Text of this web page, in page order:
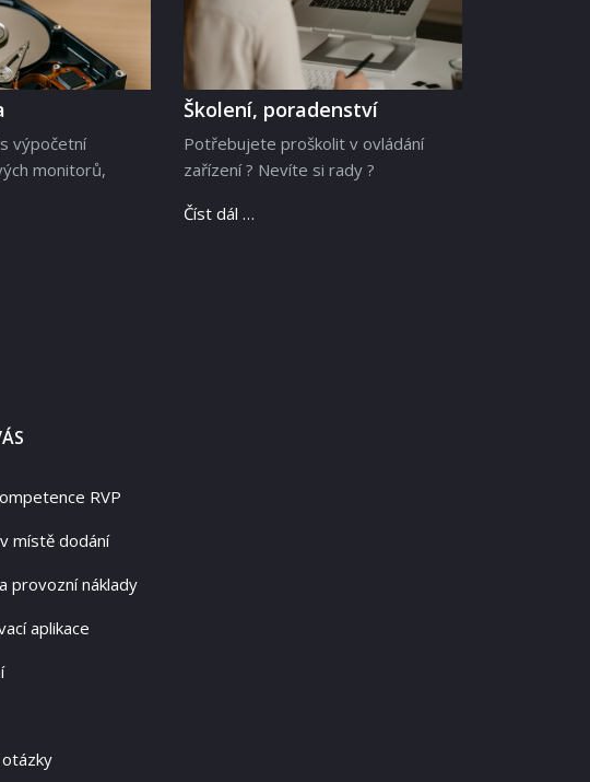
výpočetní
monitorů,
Školení, poradenství
Potřebujete proškolit v ovládání
zařízení ? Nevíte si rady ?
Číst dál …
RVP
místě dodání
provozní náklady
aplikace